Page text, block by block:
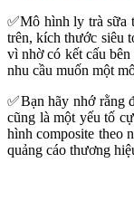
✅Mô hình ly trà sữa
trên, kích thước siêu
vì nhờ có kết cấu
nhu cầu muốn một
✅Bạn hãy nhớ rằng
cũng là một yếu tố
hình composite theo
quảng cáo thương